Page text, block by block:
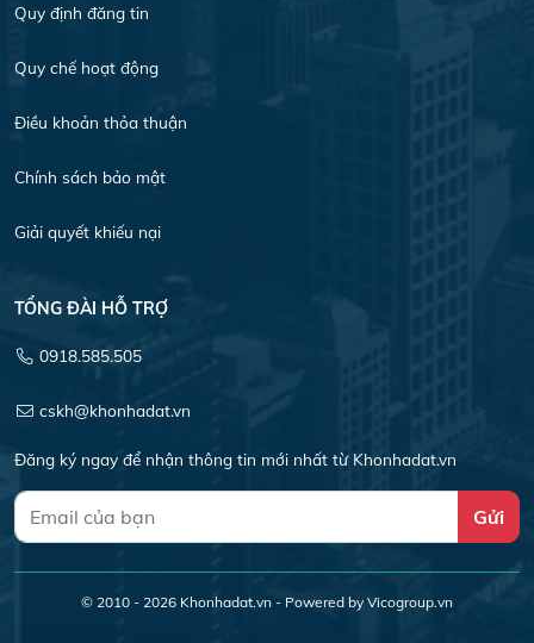
Quy định đăng tin
Quy chế hoạt động
Điều khoản thỏa thuận
Chính sách bảo mật
Giải quyết khiếu nại
TỔNG ĐÀI HỖ TRỢ
0918.585.505
cskh@khonhadat.vn
Đăng ký ngay để nhận thông tin mới nhất từ Khonhadat.vn
Gửi
© 2010 - 2026 Khonhadat.vn - Powered by Vicogroup.vn